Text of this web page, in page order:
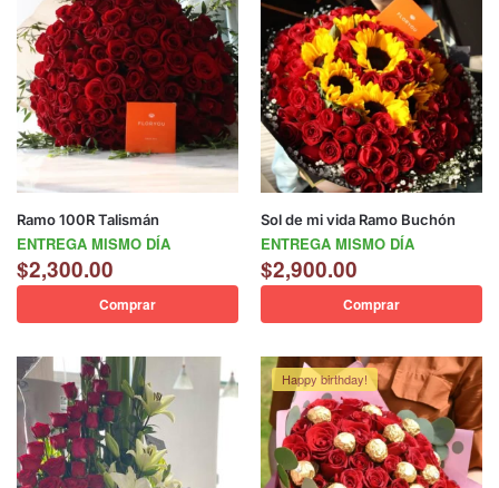
Ramo 100R Talismán
ENTREGA MISMO DÍA
$2,300.00
Comprar
Sol de mi vida Ramo Buchón
ENTREGA MISMO DÍA
$2,900.00
Comprar
Happy birthday!